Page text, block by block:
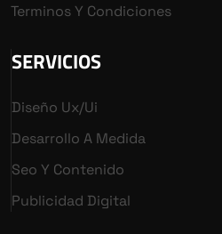
Terminos Y Condiciones
SERVICIOS
Diseño Ux/ui
Desarrollo A Medida
Seo Y Contenido
Publicidad Digital